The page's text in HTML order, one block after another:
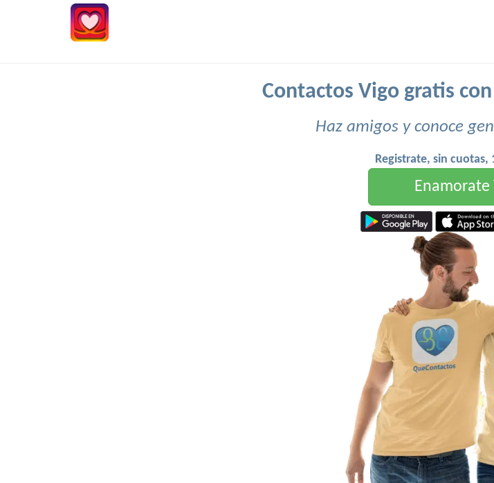
Contactos Vigo gratis
Haz amigos y conoce
Registrate, sin cuotas,
Enamorate